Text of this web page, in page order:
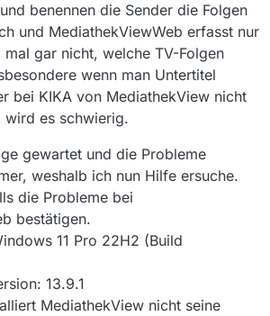
benennen die Sender die Folgen
und MediathekViewWeb erfasst nur
gar nicht, welche TV-Folgen
wenn man Untertitel
bei KIKA von MediathekView nicht
es schwierig.
gewartet und die Probleme
weshalb ich nun Hilfe ersuche.
die Probleme bei
bestätigen.
11 Pro 22H2 (Build
13.9.1
MediathekView nicht seine